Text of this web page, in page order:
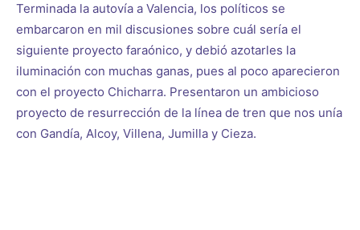
Terminada la autovía a Valencia, los políticos se
embarcaron en mil discusiones sobre cuál sería el
siguiente proyecto faraónico, y debió azotarles la
iluminación con muchas ganas, pues al poco aparecieron
con el proyecto Chicharra. Presentaron un ambicioso
proyecto de resurrección de la línea de tren que nos unía
con Gandía, Alcoy, Villena, Jumilla y Cieza.